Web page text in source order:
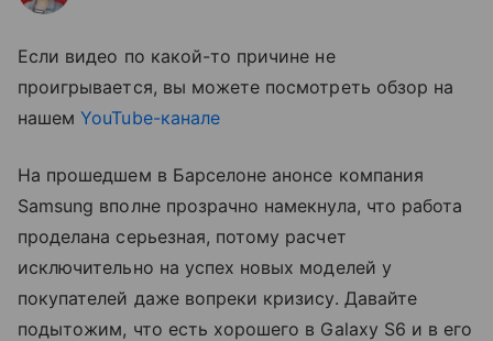
Если видео по какой-то причине не
проигрывается, вы можете посмотреть обзор на
нашемYouTube-канале
На прошедшем в Барселоне анонсе компания
Samsung вполне прозрачно намекнула, что работа
проделана серьезная, потому расчет
исключительно на успех новых моделей у
покупателей даже вопреки кризису. Давайте
подытожим, что есть хорошего в Galaxy S6 и в его